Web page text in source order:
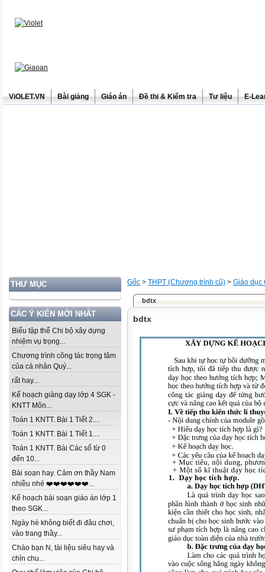
ViOLET.VN Bài giảng Giáo án Đề thi & Kiểm tra Tư liệu E-
THƯ MỤC
CÁC Ý KIẾN MỚI NHẤT
Biểu tập thể Chi bộ xây dựng
nhiệm vụ trọng...
Chương trình công tác trọng tâm
của cá nhân Quý...
rất hay...
Kế hoạch giảng dạy lớp 4 SGK -
KNTT Môn...
Toán 1 KNTT. Bài 1 Tiết 2....
Toán 1 KNTT. Bài 1 Tiết 1....
Toán 1 KNTT. Bài Các số từ 0
đến 10...
Bài soạn hay. Cảm ơn thầy Nam
nhiều nhé ❤️❤️❤️❤️❤️❤️...
Kế hoạch bài soạn giáo án lớp 1
theo SGK...
Ngày hè không biết đi đâu chơi,
vào trang thầy...
Chào bạn N, tài liệu siêu hay và
chỉn chu...
Gốc > THPT (Chương trình cũ) > Giáo dục
bdtx
bdtx